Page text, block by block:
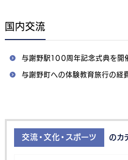
国内交流
与謝野駅１００周年記念式典を開
与謝野町への体験教育旅行の経
交流・文化・スポーツ のカ